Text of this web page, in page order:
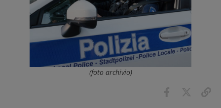
(foto archivio)